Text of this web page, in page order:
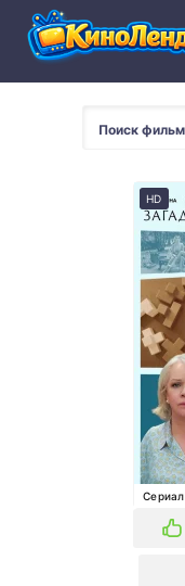
HD
Сериал